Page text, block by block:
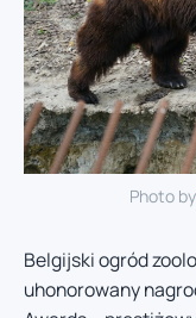
Photo by
Belgijski ogród
uhonorowany